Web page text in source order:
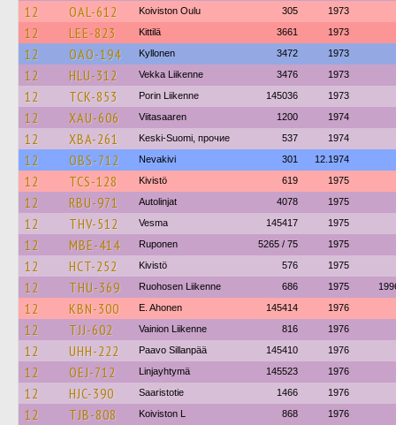
12 OAL-612 Koiviston Oulu 305 1973
12 LEE-823 Kittilä 3661 1973
12 OAO-194 Kyllonen 3472 1973
12 HLU-312 Vekka Liikenne 3476 1973
12 TCK-853 Porin Liikenne 145036 1973
12 XAU-606 Viitasaaren 1200 1974
12 XBA-261 Keski-Suomi, прочие 537 1974
12 OBS-712 Nevakivi 301 12.1974
12 TCS-128 Kivistö 619 1975
12 RBU-971 Autolinjat 4078 1975
12 THV-512 Vesma 145417 1975
12 MBE-414 Ruponen 5265 / 75 1975
12 HCT-252 Kivistö 576 1975
12 THU-369 Ruohosen Liikenne 686 1975
12 KBN-300 E. Ahonen 145414 1976
12 TJJ-602 Vainion Liikenne 816 1976
12 UHH-222 Paavo Sillanpää 145410 1976
12 OEJ-712 Linjayhtymä 145523 1976
12 HJC-390 Saaristotie 1466 1976
12 TJB-808 Koiviston L 868 1976